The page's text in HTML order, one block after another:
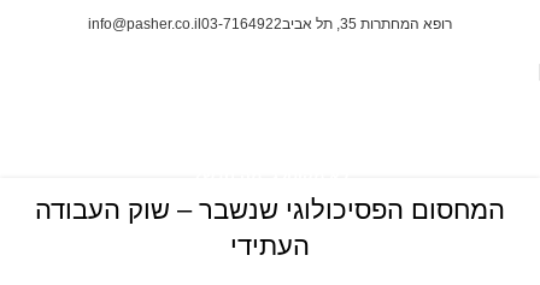
רופא המחתרות 35, תל אביב 03-7164922
info@pasher.co.il
המחסום הפסיכולוגי שנשבר – שוק העבודה
העתידי